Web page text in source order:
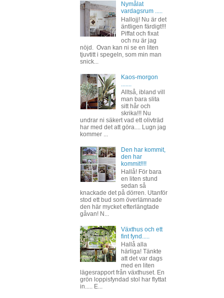
Nymålat
vardagsrum .....
Hallojj! Nu är det
äntligen färdigt!!!
Piffat och fixat
och nu är jag
nöjd. Ovan kan ni se en liten
tjuvtitt i spegeln, som min man
snick...
Kaos-morgon
Alltså, ibland vill
man bara slita
sitt hår och
skrika!!! Nu
undrar ni säkert vad ett olivträd
har med det att göra.... Lugn jag
kommer ...
Den har kommit,
den har
kommit!!!!
Hallå! För bara
en liten stund
sedan så
knackade det på dörren. Utanför
stod ett bud som överlämnade
den här mycket efterlängtade
gåvan! N...
Växthus och ett
fint fynd.....
Hallå alla
härliga! Tänkte
att det var dags
med en liten
lägesrapport från växthuset. En
grön loppisfyndad stol har flyttat
in..... E...